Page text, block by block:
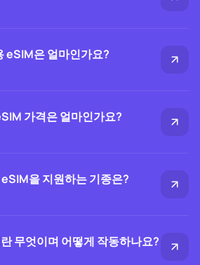
eSIM은 얼마인가요?
가격은 얼마인가요?
을 지원하는 기종은?
무엇이며 어떻게 작동하나요?